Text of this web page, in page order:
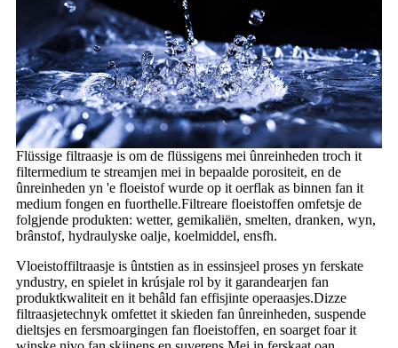
Flüssige filtraasje is om de flüssigens mei ûnreinheden troch it
filtermedium te streamjen mei in bepaalde porositeit, en de
ûnreinheden yn 'e floeistof wurde op it oerflak as binnen fan it
medium fongen en fuorthelle.Filtreare floeistoffen omfetsje de
folgjende produkten: wetter, gemikaliën, smelten, dranken, wyn,
brânstof, hydraulyske oalje, koelmiddel, ensfh.
Vloeistoffiltraasje is ûntstien as in essinsjeel proses yn ferskate
yndustry, en spielet in krúsjale rol by it garandearjen fan
produktkwaliteit en it behâld fan effisjinte operaasjes.Dizze
filtraasjetechnyk omfettet it skieden fan ûnreinheden, suspende
dieltsjes en fersmoargingen fan floeistoffen, en soarget foar it